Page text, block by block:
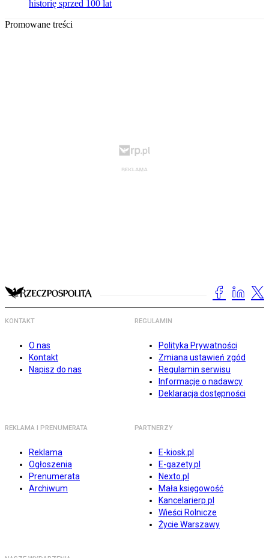
historię sprzed 100 lat
Promowane treści
KONTAKT
O nas
Kontakt
Napisz do nas
REGULAMIN
Polityka Prywatności
Zmiana ustawień zgód
Regulamin serwisu
Informacje o nadawcy
Deklaracja dostępności
REKLAMA I PRENUMERATA
Reklama
Ogłoszenia
Prenumerata
Archiwum
PARTNERZY
E-kiosk.pl
E-gazety.pl
Nexto.pl
Mała księgowość
Kancelarierp.pl
Wieści Rolnicze
Życie Warszawy